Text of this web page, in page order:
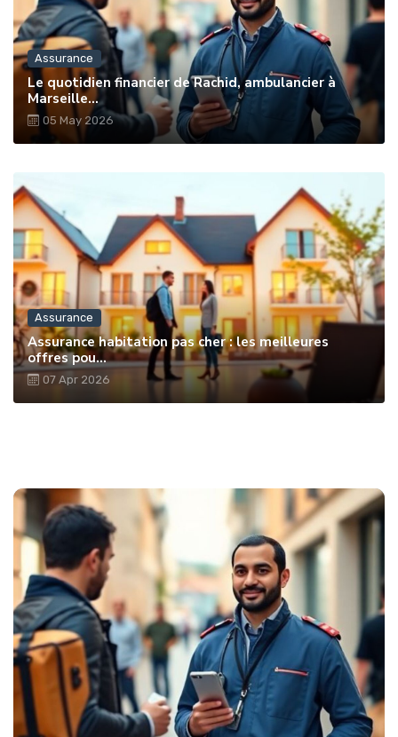
Assurance
Le quotidien financier de Rachid, ambulancier à
Marseille...
05 May 2026
Assurance
Assurance habitation pas cher : les meilleures
offres pou...
07 Apr 2026